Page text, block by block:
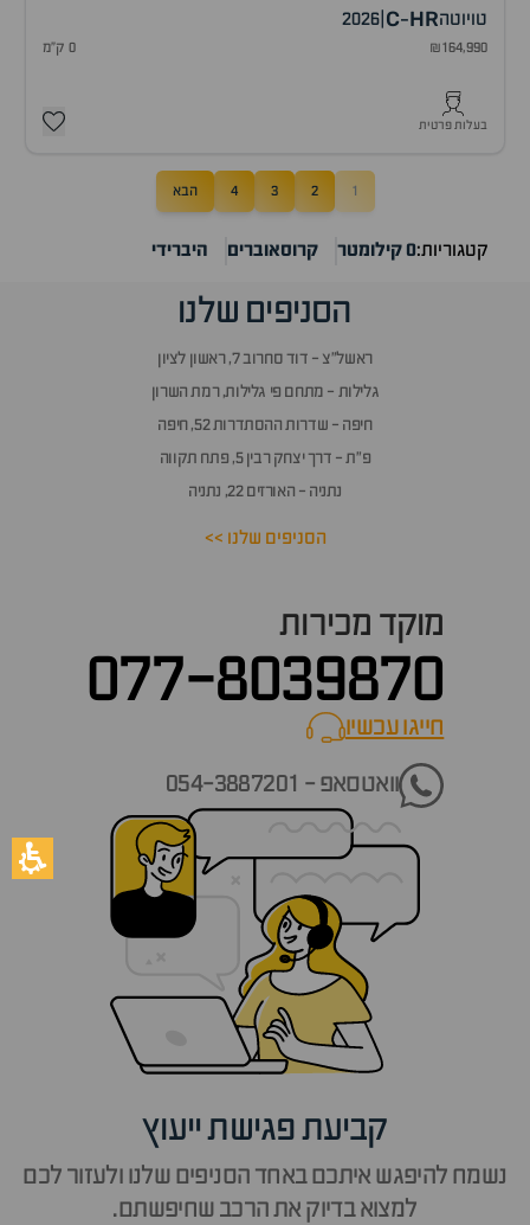
טויוטה C-HR
2026
₪164,990 0 ק"מ
בעלות פרטית
1
2
3
4 הבא
קטגוריות:0 קילומטר קרוסאוברים היברידי
הסניפים שלנו
ראשל״צ - דוד סחרוב 7, ראשון לציון
גלילות - מתחם פי גלילות, רמת השרון
חיפה - שדרות ההסתדרות 52, חיפה
פ״ת - דרך יצחק רבין 5, פתח תקווה
נתניה - האורזים 22, נתניה
הסניפים שלנו >>
מוקד מכירות
077-8039870
חייגו עכשיוcall now
וואטסאפ - 054-3887201
קביעת פגישת ייעוץ
נשמח להיפגש איתכם באחד הסניפים שלנו ולעזור לכם
למצוא בדיוק את הרכב שחיפשתם.